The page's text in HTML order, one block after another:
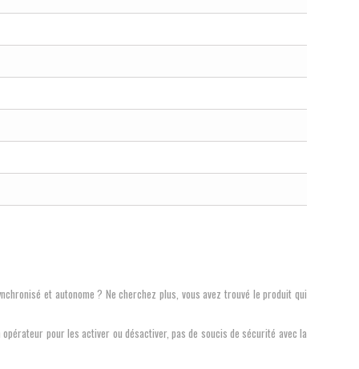
et autonome ? Ne cherchez plus, vous avez trouvé le produit qui
pour les activer ou désactiver, pas de soucis de sécurité avec la